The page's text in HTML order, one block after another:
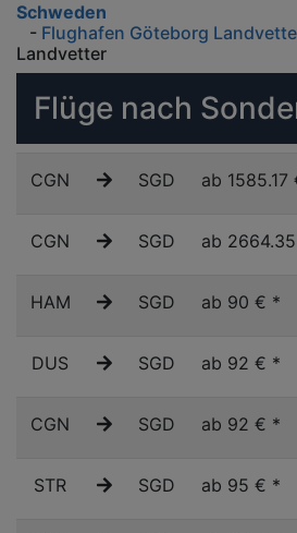
Schweden
- Flughafen Göteborg
Landvetter
Flüge nach
CGN SGD ab 1585.17
CGN SGD ab
HAM SGD ab 90 € *
DUS SGD ab 92 € *
CGN SGD ab 92 € *
STR SGD ab 95 € *